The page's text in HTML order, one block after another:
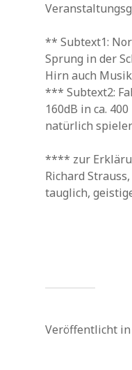
** Subtext1:
Sprung in der
Hirn auch
*** Subtext2:
160dB in ca.
natürlich
**** zur
Richard
tauglich,
Veröffentlicht in